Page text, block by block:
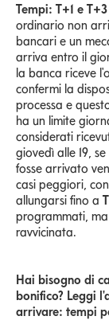
Tempi: T+1 e
ordinario non
bancari e un
arriva entro il
la banca riceve
confermi la
processa e
ha un limite
considerati
giovedì alle 19,
fosse arrivato
casi peggiori,
allungarsi fino a
programmati,
ravvicinata.
Hai bisogno di
bonifico? Leggi
arrivare: tempi